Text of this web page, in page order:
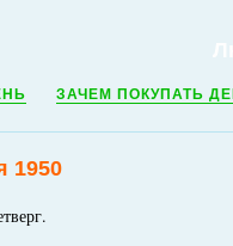
ЗАЧЕМ ПОКУПАТЬ
1950